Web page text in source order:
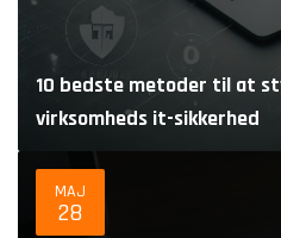
10 bedste metoder til at
virksomheds it-sikkerhed
MAJ
28